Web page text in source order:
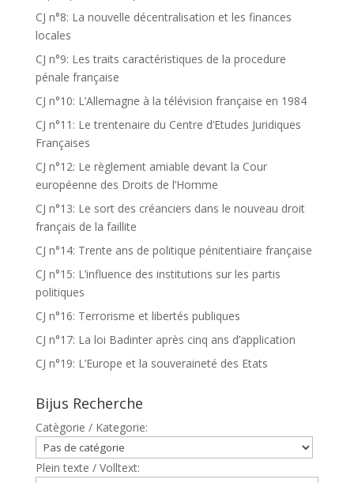
CJ n°8: La nouvelle décentralisation et les finances
locales
CJ n°9: Les traits caractéristiques de la procedure
pénale française
CJ n°10: L’Allemagne à la télévision française en 1984
CJ n°11: Le trentenaire du Centre d’Etudes Juridiques
Françaises
CJ n°12: Le règlement amiable devant la Cour
européenne des Droits de l’Homme
CJ n°13: Le sort des créanciers dans le nouveau droit
français de la faillite
CJ n°14: Trente ans de politique pénitentiaire française
CJ n°15: L’influence des institutions sur les partis
politiques
CJ n°16: Terrorisme et libertés publiques
CJ n°17: La loi Badinter après cinq ans d’application
CJ n°19: L’Europe et la souveraineté des Etats
Bijus Recherche
Catègorie / Kategorie:
Plein texte / Volltext: